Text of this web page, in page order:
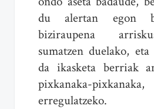
du alertan egon
biziraupena
sumatzen duelako,
da ikasketa berriak
pixkanaka-
erregulatzeko.